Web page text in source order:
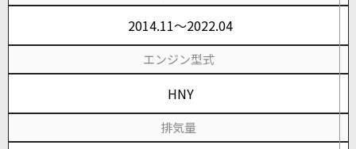
2014.11～2022.04
エンジン型式
HNY
排気量